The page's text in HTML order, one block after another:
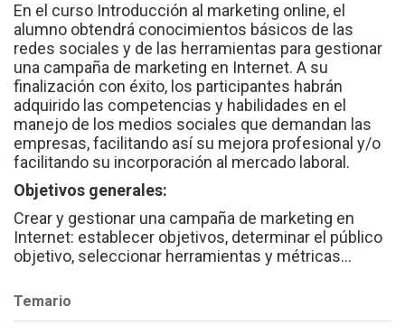
En el curso Introducción al marketing online, el
alumno obtendrá conocimientos básicos de las
redes sociales y de las herramientas para gestionar
una campaña de marketing en Internet. A su
finalización con éxito, los participantes habrán
adquirido las competencias y habilidades en el
manejo de los medios sociales que demandan las
empresas, facilitando así su mejora profesional y/o
facilitando su incorporación al mercado laboral.
Objetivos generales:
Crear y gestionar una campaña de marketing en
Internet: establecer objetivos, determinar el público
objetivo, seleccionar herramientas y métricas…
Temario